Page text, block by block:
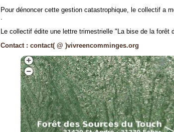
Pour dénoncer cette gestion catastrophique, le collectif a
.
Le collectif édite une lettre trimestrielle "La bise de la forêt
Contact : contact( @ )vivreencomminges.org